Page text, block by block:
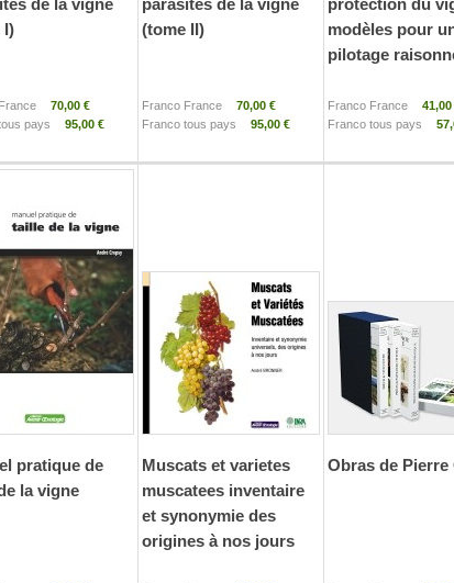
de la vigne
I)
70,00 €
pays
95,00 €
parasites de la vigne
(tome II)
Franco France
70,00 €
Franco tous pays
95,00 €
protection du
modèles pour
pilotage
Franco France
41,00
Franco tous pays
pratique de
la vigne
Muscats et varietes
muscatees inventaire
et synonymie des
origines à nos jours
Obras de Pierre